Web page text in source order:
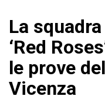
La
‘Red
le prove
Vicenza